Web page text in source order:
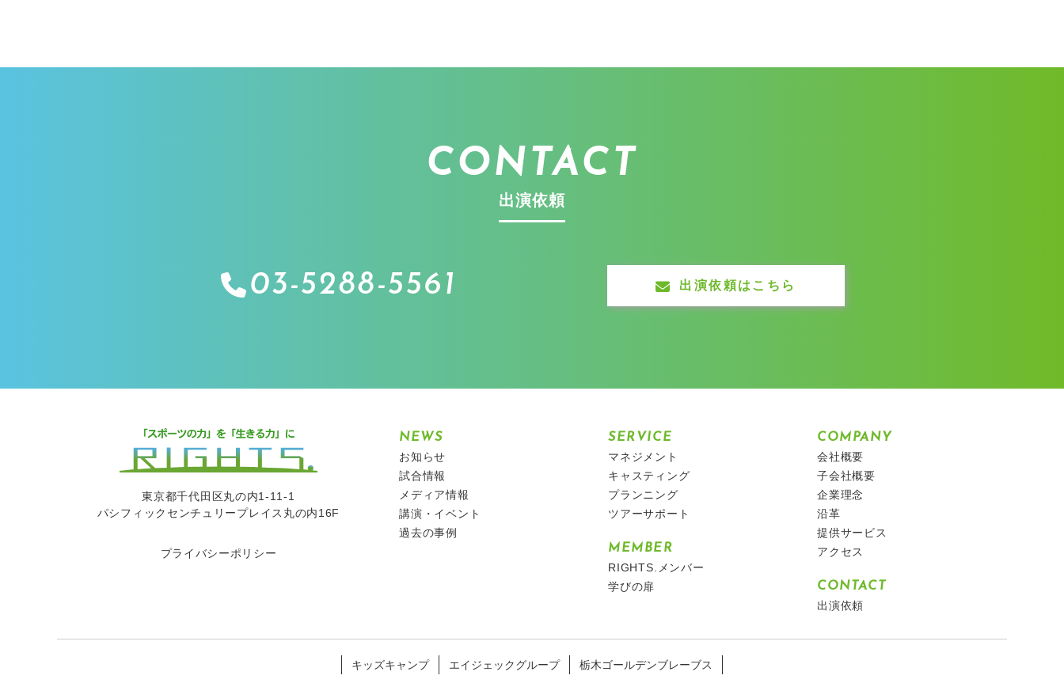
CONTACT
出演依頼
03-5288-5561 出演依頼はこちら
東京都千代田区丸の内1-11-1
パシフィックセンチュリープレイス丸の内16F
プライバシーポリシー
NEWS
お知らせ
試合情報
メディア情報
講演・イベント
過去の事例
SERVICE
マネジメント
キャスティング
プランニング
ツアーサポート
MEMBER
RIGHTS.メンバー
学びの扉
COMPANY
会社概要
子会社概要
企業理念
沿革
提供サービス
アクセス
CONTACT
出演依頼
キッズキャンプ エイジェックグループ 栃木ゴールデンブレーブス